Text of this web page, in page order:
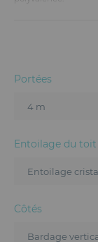
Mobilier
Conception
Dispositifs
Solutions
Textile et
Portées
Entoilage du toit
Côtés